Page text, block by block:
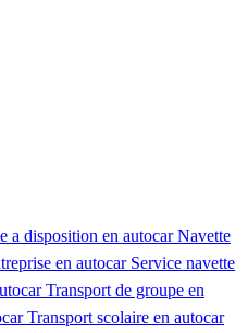
a disposition en autocar Navette
en autocar Service navette
Transport de groupe en
Transport scolaire en autocar